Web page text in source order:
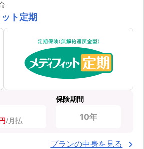
ト定期
円
保険期間
10年
プランの中身を見る